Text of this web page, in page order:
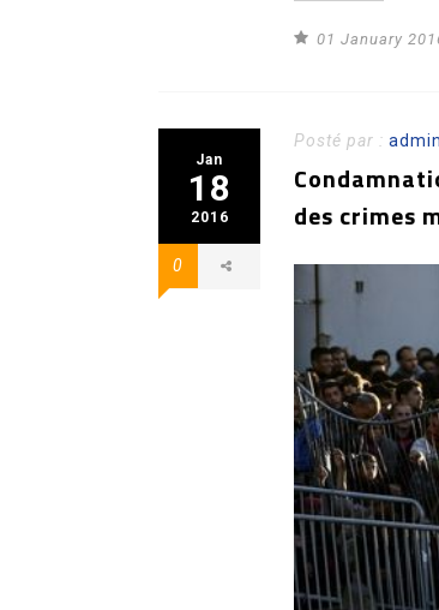
01 January
Jan
18
2016
0
Posté par : admin
des crimes